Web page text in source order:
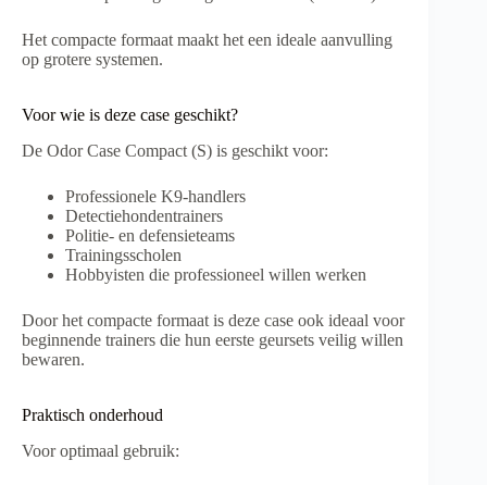
Het compacte formaat maakt het een ideale aanvulling
op grotere systemen.
Voor wie is deze case geschikt?
De Odor Case Compact (S) is geschikt voor:
Professionele K9-handlers
Detectiehondentrainers
Politie- en defensieteams
Trainingsscholen
Hobbyisten die professioneel willen werken
Door het compacte formaat is deze case ook ideaal voor
beginnende trainers die hun eerste geursets veilig willen
bewaren.
Praktisch onderhoud
Voor optimaal gebruik: